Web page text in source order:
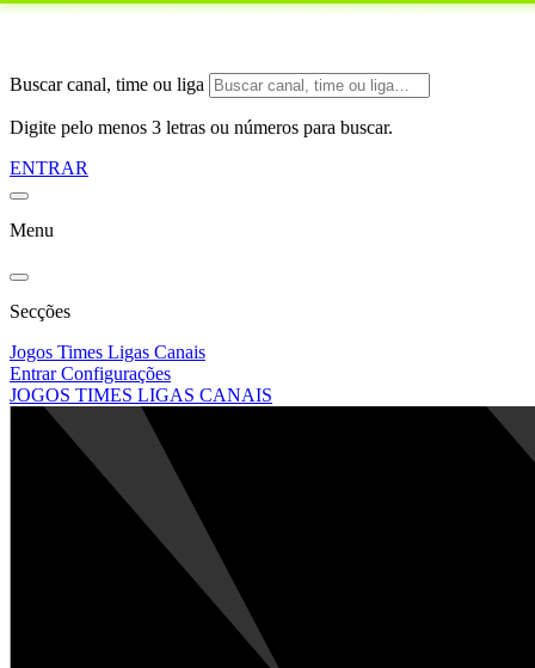
Buscar canal, time ou liga
Digite pelo menos 3 letras ou números para buscar.
ENTRAR
Menu
Secções
Jogos Times Ligas Canais
EntrarConfigurações
JOGOS TIMES LIGAS CANAIS